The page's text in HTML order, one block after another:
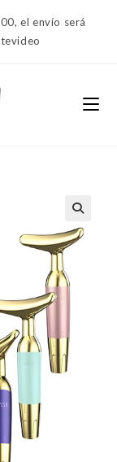
el envío será